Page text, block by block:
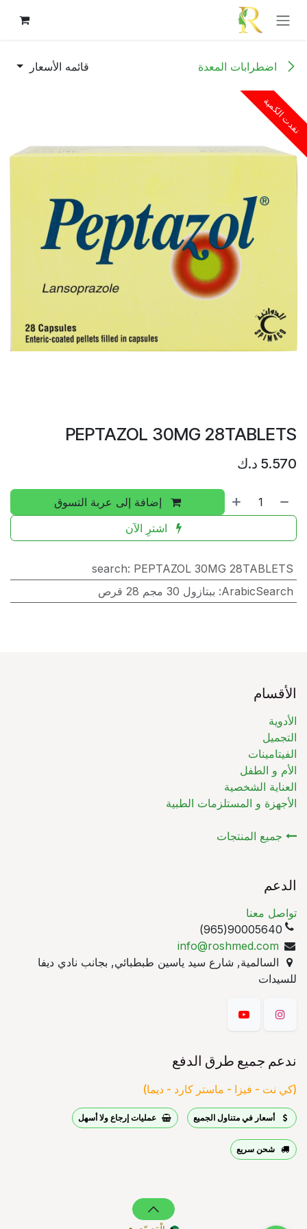
تخطي للذهاب إلى المحتوى
اضطرابات المعدة قائمه الأسعار
نفدت الكمية
PEPTAZOL 30MG 28TABLETS
5.570 د.ك
إضافة إلى عربة التسوق
اشترِ الآن
search: PEPTAZOL 30MG 28TABLETS
ArabicSearch
: ببتازول 30 مجم 28 قرص
الأقسام
الأدوية
التجميل
الفيتامينات
الأم و الطفل
العناية الشخصية
الأجهزة و المستلزمات الطبية
جميع المنتجات
الدعم
تواصل معنا
90005640(965)
info@roshmed.com
السالمية, شارع سيد ياسين طبطبائي, بجانب نادي ديفا
للسيدات
ندعم جميع طرق الدفع
(كي نت - فيزا - ماستر كارد - ديما)
أسعار في متناول الجميع عمليات إرجاع ولا أسهل
شحن سريع